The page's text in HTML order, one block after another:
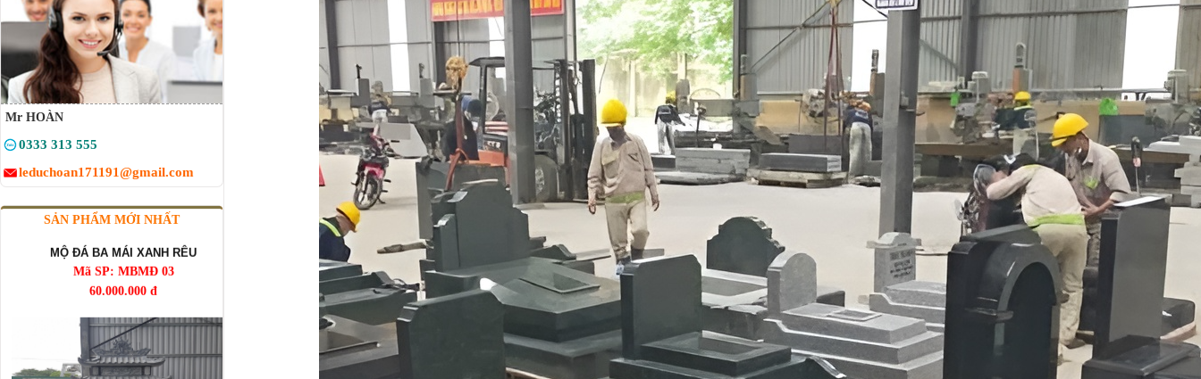
Mr HOÀN
0333 313 555
leduchoan171191@gmail.com
SẢN PHẨM MỚI NHẤT
MỘ ĐÁ BA MÁI XANH RÊU
60.000.000 đ